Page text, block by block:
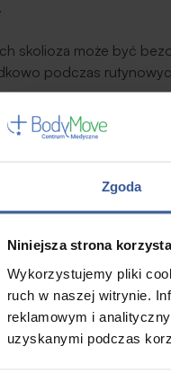
Zgoda
Niniejsza strona
Wykorzystujemy pliki
ruch w naszej witrynie.
reklamowym i
uzyskanymi podczas
skolioza może być
podczas